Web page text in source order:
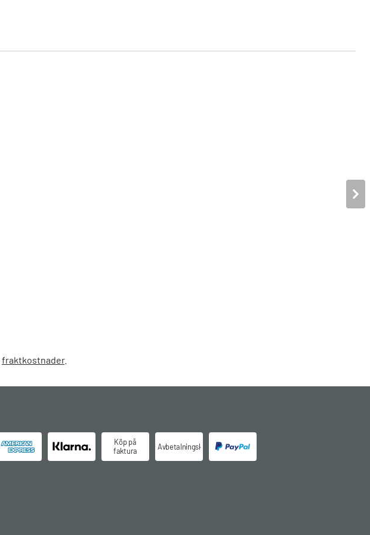
fraktkostnader.
Köp på
faktura
Avbetalningsköp